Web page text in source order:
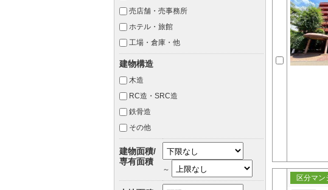
区分マン
売店舗・売事務所
ホテル・旅館
工場・倉庫・他
建物構造
木造
RC造・SRC造
鉄骨造
その他
建物面積/
専有面積
～